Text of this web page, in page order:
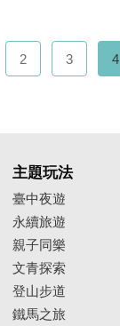
2 3 4
主題玩法
臺中夜遊
永續旅遊
親子同樂
文青探索
登山步道
鐵馬之旅